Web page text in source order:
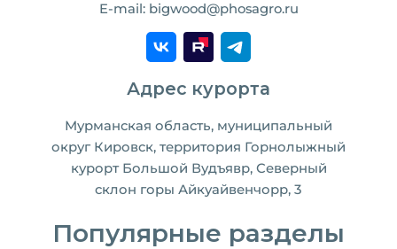
E-mail: bigwood@phosagro.ru
Адрес курорта
Мурманская область, муниципальный
округ Кировск, территория Горнолыжный
курорт Большой Вудъявр, Северный
склон горы Айкуайвенчорр, 3
Популярные разделы